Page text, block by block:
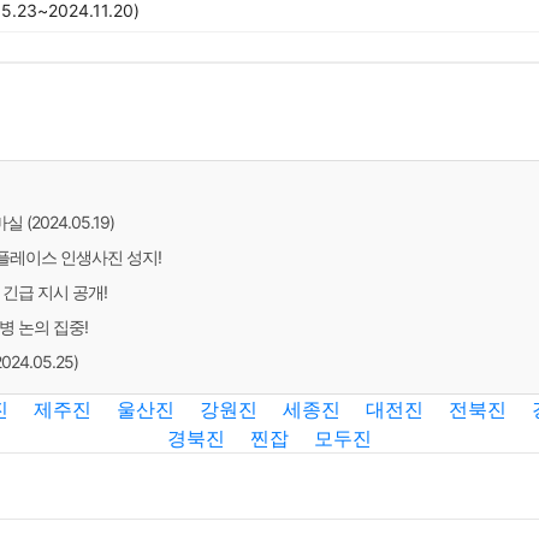
실 (2024.05.19)
레이스 인생사진 성지!
급 지시 공개!
논의 집중!
제주진 울산진 강원진 세종진 대전진 전북진
경북진
찐잡 모두진